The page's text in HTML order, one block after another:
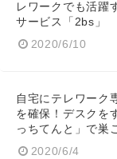
レワークでも活躍
サービス「2bs」
2020/6/10
自宅にテレワーク
を確保！デスクを
っちてんと」で巣
2020/6/4